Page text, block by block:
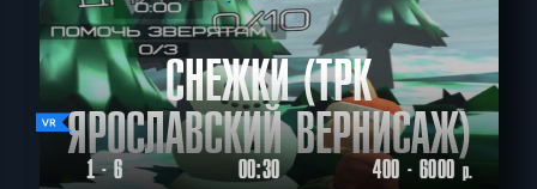
СНЕЖКИ (ТРК
ЯРОСЛАВСКИЙ ВЕРНИСАЖ)
1 - 6 00:30 400 - 6000 р.